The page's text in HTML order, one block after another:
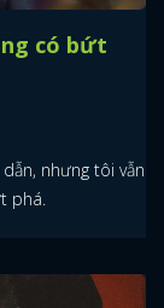
có bứt
nhưng tôi vẫn
phá.